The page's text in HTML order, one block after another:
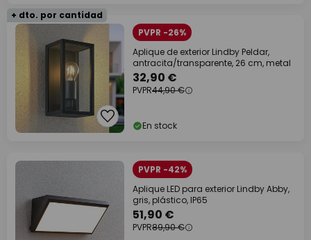
+ dto. por cantidad
PVPR -26%
Aplique de exterior Lindby Peldar,
antracita/transparente, 26 cm, metal
32,90 €
PVPR44,90 €
En stock
PVPR -42%
Aplique LED para exterior Lindby Abby,
gris, plástico, IP65
51,90 €
PVPR89,90 €